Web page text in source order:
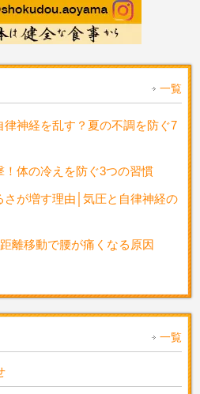
一覧
神経を乱す？夏の不調を防ぐ7
体の冷えを防ぐ3つの習慣
が増す理由│気圧と自律神経の
離移動で腰が痛くなる原因
一覧